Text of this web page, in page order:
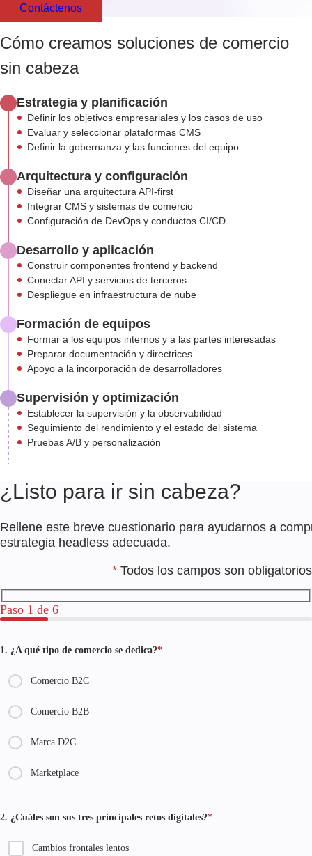
Contáctenos
Cómo creamos soluciones de comercio
sin cabeza
Estrategia y planificación
Definir los objetivos empresariales y los casos de uso
Evaluar y seleccionar plataformas CMS
Definir la gobernanza y las funciones del equipo
Arquitectura y configuración
Diseñar una arquitectura API-first
Integrar CMS y sistemas de comercio
Configuración de DevOps y conductos CI/CD
Desarrollo y aplicación
Construir componentes frontend y backend
Conectar API y servicios de terceros
Despliegue en infraestructura de nube
Formación de equipos
Formar a los equipos internos y a las partes interesadas
Preparar documentación y directrices
Apoyo a la incorporación de desarrolladores
Supervisión y optimización
Establecer la supervisión y la observabilidad
Seguimiento del rendimiento y el estado del sistema
Pruebas A/B y personalización
¿Listo para ir sin cabeza?
Rellene este breve cuestionario para ayudarnos a
estrategia headless adecuada.
* Todos los campos son obligatorios
Paso 1 de 6
1. ¿A qué tipo de comercio se dedica?*
Comercio B2C
Comercio B2B
Marca D2C
Marketplace
2. ¿Cuáles son sus tres principales retos digitales?*
Cambios frontales lentos